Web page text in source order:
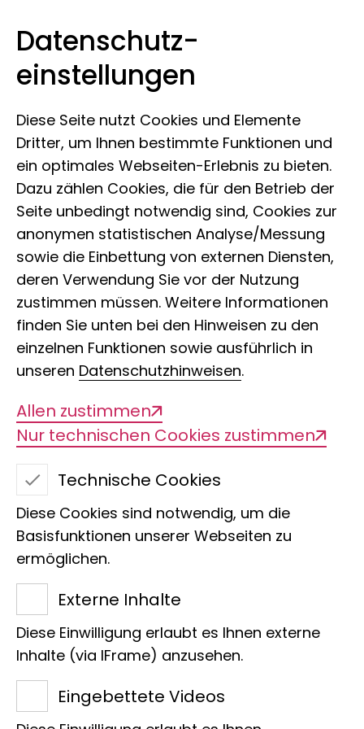
Zum Inhalt springen
Leibniz-Institut zur Analyse des
Biodiversitätswandels
DatenschutzImpressum
Biodiversitätswandels | Deutschland
Datenschutz­
einstellungen
Diese Seite nutzt Cookies und Elemente
Dritter, um Ihnen bestimmte Funktionen und
ein optimales Webseiten-Erlebnis zu bieten.
Dazu zählen Cookies, die für den Betrieb der
Seite unbedingt notwendig sind, Cookies zur
anonymen statistischen Analyse/Messung
sowie die Einbettung von externen Diensten,
deren Verwendung Sie vor der Nutzung
zustimmen müssen. Weitere Informationen
finden Sie unten bei den Hinweisen zu den
einzelnen Funktionen sowie ausführlich in
unseren Datenschutzhinweisen.
Allen zustimmen
Nur technischen Cookies zustimmen
Technische Cookies
Diese Cookies sind notwendig, um die
Basisfunktionen unserer Webseiten zu
ermöglichen.
Externe Inhalte
Diese Einwilligung erlaubt es Ihnen externe
Inhalte (via IFrame) anzusehen.
Eingebettete Videos